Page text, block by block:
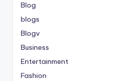
Blog
blogs
Blogv
Business
Entertainment
Fashion